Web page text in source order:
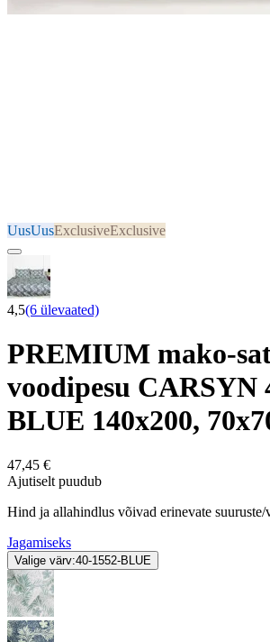
UusUusExclusiveExclusive
4,5(6 ülevaated)
PREMIUM mako-
voodipesu CARSYN
BLUE 140x200,
47,45 €
Ajutiselt puudub
Hind ja allahindlus võivad erinevate
Jagamiseks
Valige värv:40-1552-BLUE